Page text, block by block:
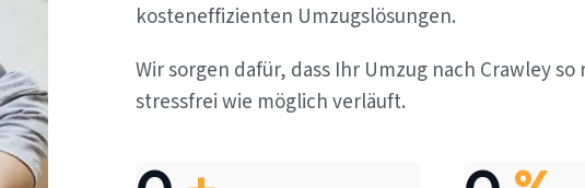
kosteneffizienten Umzugslösungen.
Wir sorgen dafür, dass Ihr Umzug nach Crawley so
stressfrei wie möglich verläuft.